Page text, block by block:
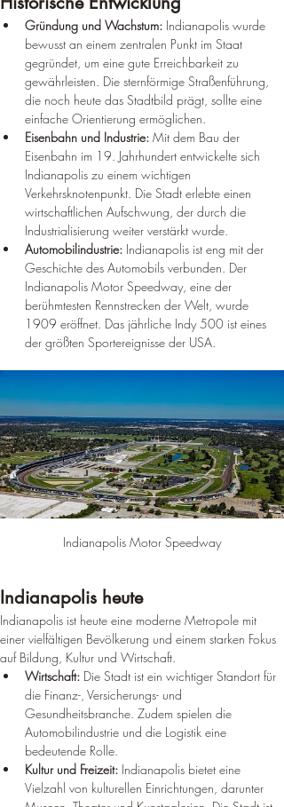
Gründung und Wachstum: Indianapolis wurde
bewusst an einem zentralen Punkt im Staat
gegründet, um eine gute Erreichbarkeit zu
gewährleisten. Die sternförmige Straßenführung,
die noch heute das Stadtbild prägt, sollte eine
einfache Orientierung ermöglichen.
Eisenbahn und Industrie: Mit dem Bau der
Eisenbahn im 19. Jahrhundert entwickelte sich
Indianapolis zu einem wichtigen
Verkehrsknotenpunkt. Die Stadt erlebte einen
wirtschaftlichen Aufschwung, der durch die
Industrialisierung weiter verstärkt wurde.
Automobilindustrie: Indianapolis ist eng mit der
Geschichte des Automobils verbunden. Der
Indianapolis Motor Speedway, eine der
berühmtesten Rennstrecken der Welt, wurde
1909 eröffnet. Das jährliche Indy 500 ist eines
der größten Sportereignisse der USA.
Indianapolis Motor Speedway
Indianapolis heute
Indianapolis ist heute eine moderne Metropole mit
einer vielfältigen Bevölkerung und einem starken Fokus
auf Bildung, Kultur und Wirtschaft.
Wirtschaft: Die Stadt ist ein wichtiger Standort für
die Finanz-, Versicherungs- und
Gesundheitsbranche. Zudem spielen die
Automobilindustrie und die Logistik eine
bedeutende Rolle.
Kultur und Freizeit: Indianapolis bietet eine
Vielzahl von kulturellen Einrichtungen, darunter